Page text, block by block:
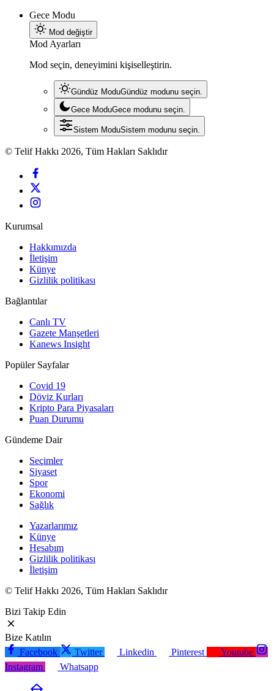
Gece Modu
Mod değiştir
Mod Ayarları
Mod seçin, deneyimini kişiselleştirin.
Gündüz ModuGündüz modunu seçin.
Gece ModuGece modunu seçin.
Sistem ModuSistem modunu seçin.
© Telif Hakkı 2026, Tüm Hakları Saklıdır
Kurumsal
Hakkımızda
İletişim
Künye
Gizlilik politikası
Bağlantılar
Canlı TV
Gazete Manşetleri
Kanews Insight
Popüler Sayfalar
Covid 19
Döviz Kurları
Kripto Para Piyasaları
Puan Durumu
Gündeme Dair
Seçimler
Siyaset
Spor
Ekonomi
Sağlık
Yazarlarımız
Künye
Hesabım
Gizlilik politikası
İletişim
© Telif Hakkı 2026, Tüm Hakları Saklıdır
Bizi Takip Edin
Bize Katılın
Facebook
Twitter Linkedin Pinterest
Youtube
Instagram
Whatsapp